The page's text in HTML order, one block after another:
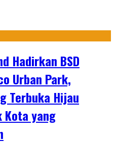
Hadirkan BSD
Urban Park,
Terbuka Hijau
yang